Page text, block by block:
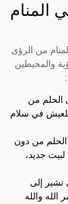
المنام
من الرؤى
والمحيطين
الحلم من
للعيش في سلام
الحلم من دون
جديد،
تشير إلى
والله